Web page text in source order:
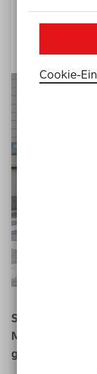
Studie zur
Menschen mit
Cookie-